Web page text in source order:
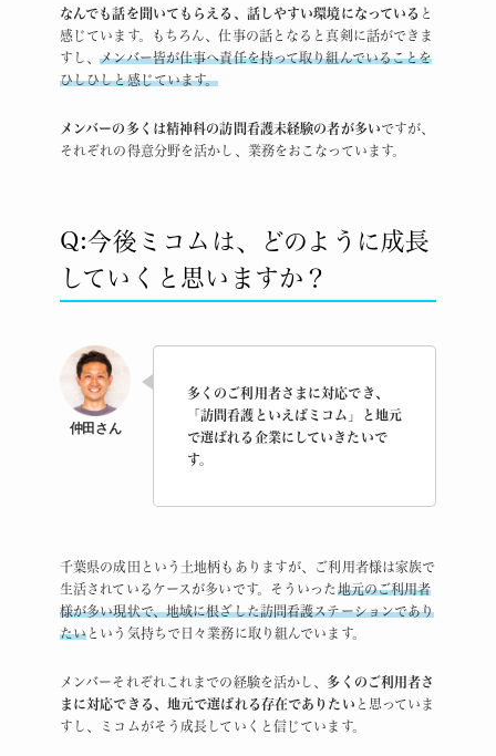
なんでも話を聞いてもらえる、話しやすい環境になっている と
感じています。もちろん、仕事の話となると真剣に話ができま
すし、メンバー皆が仕事へ責任を持って取り組んでいることを
ひしひしと感じています。
メンバーの多くは精神科の訪問看護未経験の者が多いですが、
それぞれの得意分野を活かし、業務をおこなっています。
Q:今後ミコムは、どのように成長
していくと思いますか？
多くのご利用者さまに対応でき、
「訪問看護といえばミコム」と地元
で選ばれる企業にしていきたいで
す。
千葉県の成田という土地柄もありますが、ご利用者様は家族で
生活されているケースが多いです。そういった 地元のご利用者
様が多い現状で、地域に根ざした訪問看護ステーションであり
たい という気持ちで日々業務に取り組んでいます。
メンバーそれぞれこれまでの経験を活かし、 多くのご利用者さ
まに対応できる、地元で選ばれる存在でありたい と思っていま
すし、ミコムがそう成長していくと信じています。